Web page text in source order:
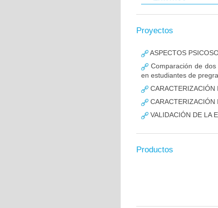
Proyectos
ASPECTOS
Comparación de
en estudiantes de
CARACTERIZACIÓN
CARACTERIZACIÓN
VALIDACIÓN DE LA
Productos